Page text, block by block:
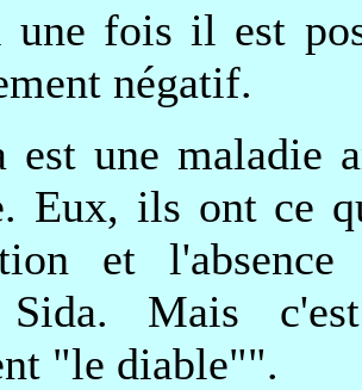
une fois il est
négatif.
est une maladie
Eux, ils ont ce
et
Sida. Mais
"le diable"".